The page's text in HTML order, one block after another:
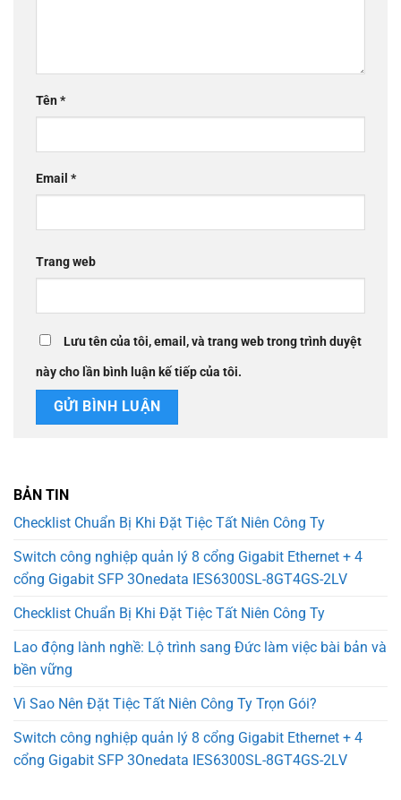
Tên*
Email *
Trang web
Lưu tên của tôi, email, và trang web trong trình duyệt
này cho lần bình luận kế tiếp của tôi.
BẢN TIN
Checklist Chuẩn Bị Khi Đặt Tiệc Tất Niên Công Ty
Switch công nghiệp quản lý 8 cổng Gigabit Ethernet + 4
cổng Gigabit SFP 3Onedata IES6300SL-8GT4GS-2LV
Checklist Chuẩn Bị Khi Đặt Tiệc Tất Niên Công Ty
Lao động lành nghề: Lộ trình sang Đức làm việc bài bản và
bền vững
Vì Sao Nên Đặt Tiệc Tất Niên Công Ty Trọn Gói?
Switch công nghiệp quản lý 8 cổng Gigabit Ethernet + 4
cổng Gigabit SFP 3Onedata IES6300SL-8GT4GS-2LV